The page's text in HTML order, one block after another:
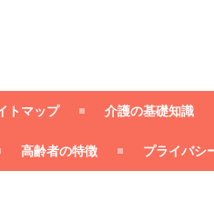
トマップ 介護の基礎知識
高齢者の特徴 プライバシ